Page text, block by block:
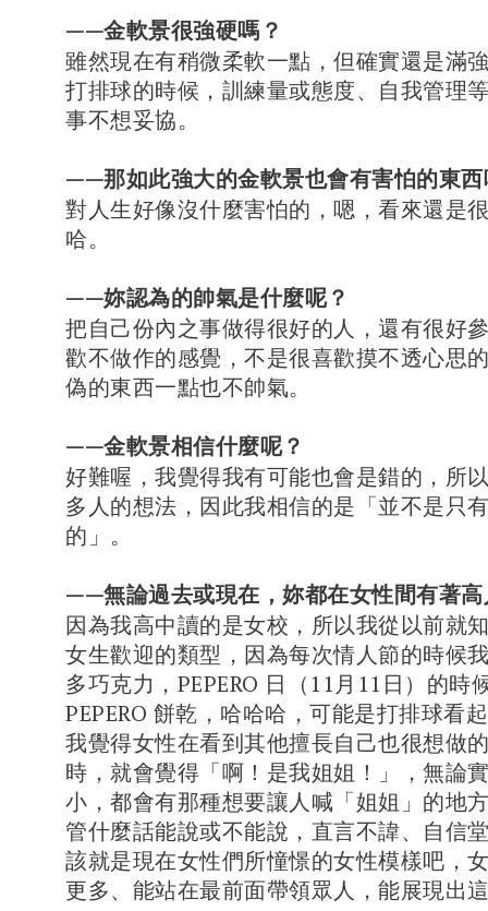
——金軟景很強硬嗎？
雖然現在有稍微柔軟一點，但確實還是滿
打排球的時候，訓練量或態度、自我管理
事不想妥協。
——那如此強大的金軟景也會有害怕的東西
對人生好像沒什麼害怕的，嗯，看來還是
哈。
——妳認為的帥氣是什麼呢？
把自己份內之事做得很好的人，還有很好
歡不做作的感覺，不是很喜歡摸不透心思
偽的東西一點也不帥氣。
——金軟景相信什麼呢？
好難喔，我覺得我有可能也會是錯的，所
多人的想法，因此我相信的是「並不是只
的」。
——無論過去或現在，妳都在女性間有著
因為我高中讀的是女校，所以我從以前就
女生歡迎的類型，因為每次情人節的時候
多巧克力，PEPERO 日（11月11日）的時
PEPERO 餅乾，哈哈哈，可能是打排球看
我覺得女性在看到其他擅長自己也很想做
時，就會覺得「啊！是我姐姐！」，無論
小，都會有那種想要讓人喊「姐姐」的地
管什麼話能說或不能說，直言不諱、自信
該就是現在女性們所憧憬的女性模樣吧，
更多、能站在最前面帶領眾人，能展現出